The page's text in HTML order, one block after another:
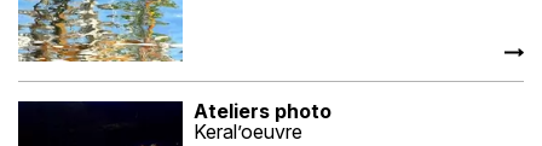
Ateliers photo
Keral’oeuvre